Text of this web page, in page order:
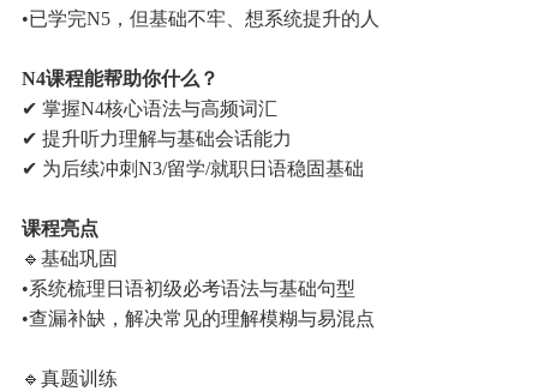
•已学完N5，但基础不牢、想系统提升的人
N4课程能帮助你什么？
✔ 掌握N4核心语法与高频词汇
✔ 提升听力理解与基础会话能力
✔ 为后续冲刺N3/留学/就职日语稳固基础
课程亮点
🔹基础巩固
•系统梳理日语初级必考语法与基础句型
•查漏补缺，解决常见的理解模糊与易混点
🔹真题训练